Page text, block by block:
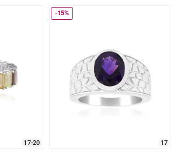
17-20
-15%
17